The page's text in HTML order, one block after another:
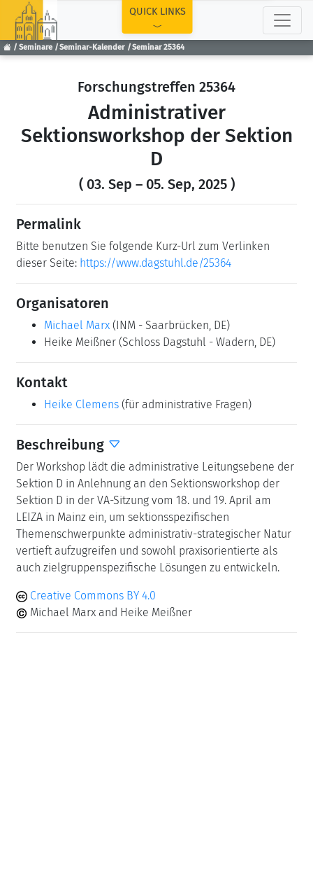
Seminare Seminar-Kalender Seminar 25364
QUICK LINKS
Forschungstreffen 25364
Administrativer
Sektionsworkshop der Sektion
D
( 03. Sep – 05. Sep, 2025 )
Permalink
Bitte benutzen Sie folgende Kurz-Url zum Verlinken
dieser Seite: https://www.dagstuhl.de/25364
Organisatoren
Michael Marx (INM - Saarbrücken, DE)
Heike Meißner (Schloss Dagstuhl - Wadern, DE)
Kontakt
Heike Clemens (für administrative Fragen)
Beschreibung
Der Workshop lädt die administrative Leitungsebene der
Sektion D in Anlehnung an den Sektionsworkshop der
Sektion D in der VA-Sitzung vom 18. und 19. April am
LEIZA in Mainz ein, um sektionsspezifischen
Themenschwerpunkte administrativ-strategischer Natur
vertieft aufzugreifen und sowohl praxisorientierte als
auch zielgruppenspezifische Lösungen zu entwickeln.
Creative Commons BY 4.0
Michael Marx and Heike Meißner